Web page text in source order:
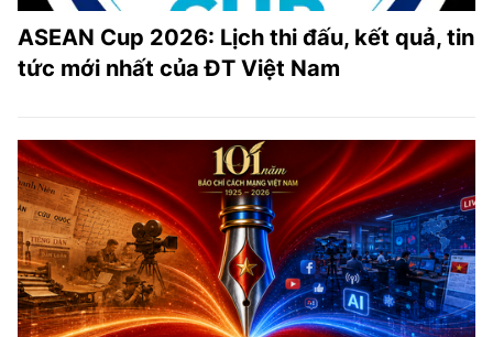
ASEAN Cup 2026: Lịch thi đấu, kết quả, tin
tức mới nhất của ĐT Việt Nam